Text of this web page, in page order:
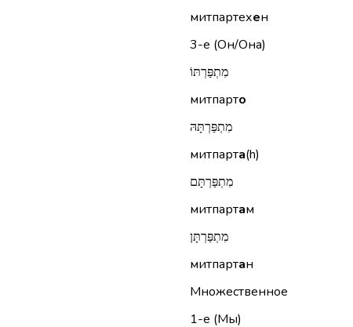
митпартехен
3-е (Он/Она)
מִתְפַּרְתּוֹ
митпарто
מִתְפַּרְתָּהּ
митпарта(h)
מִתְפַּרְתָּם
митпартам
מִתְפַּרְתָּן
митпартан
Множественное
1-е (Мы)